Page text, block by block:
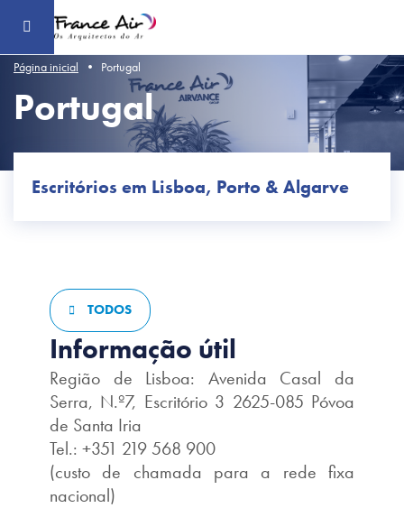
conteúdo
Página inicial Portugal
Portugal
Escritórios em Lisboa, Porto & Algarve
TODOS
Informação útil
Região de Lisboa: Avenida Casal da
Serra, N.º7, Escritório 3 2625-085 Póvoa
de Santa Iria
Tel.: +351 219 568 900
(custo de chamada para a rede fixa
nacional)